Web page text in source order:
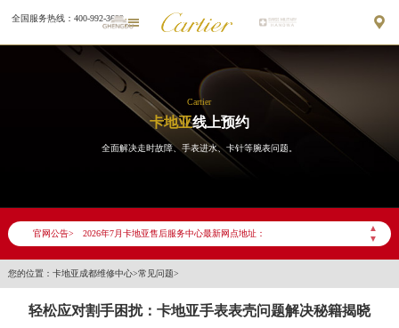
全国服务热线：400-992-3692 
Cartier
卡地亚线上预约
全面解决走时故障、手表进水、卡针等腕表问题。
官网公告>
▲
▼
2026年7月成都市卡地亚官方售后客户服务热线：400-992-3692
2026年7月卡地亚售后服务中心最新网点地址：
成都市锦江区人民东路6号SAC东原中心写字楼24层2406B室（需提前预约）
节假日正常营业！
您的位置： 卡地亚成都维修中心>常见问题>
轻松应对割手困扰：卡地亚手表表壳问题解决秘籍揭晓